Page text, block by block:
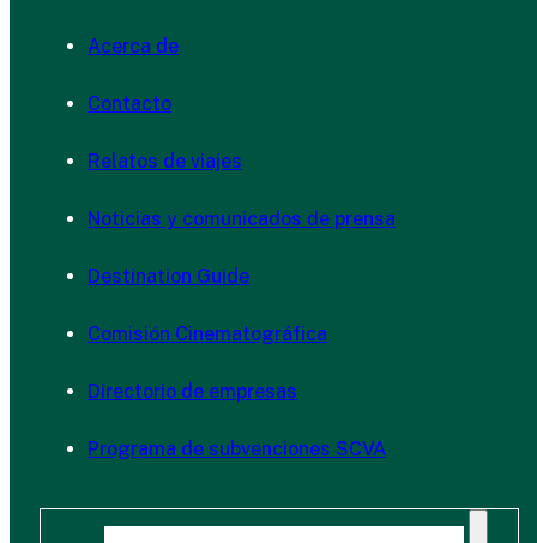
Acerca de
Contacto
Relatos de viajes
Noticias y comunicados de prensa
Destination Guide
Comisión Cinematográfica
Directorio de empresas
Programa de subvenciones SCVA